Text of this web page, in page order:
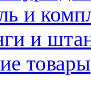
и
и
товары